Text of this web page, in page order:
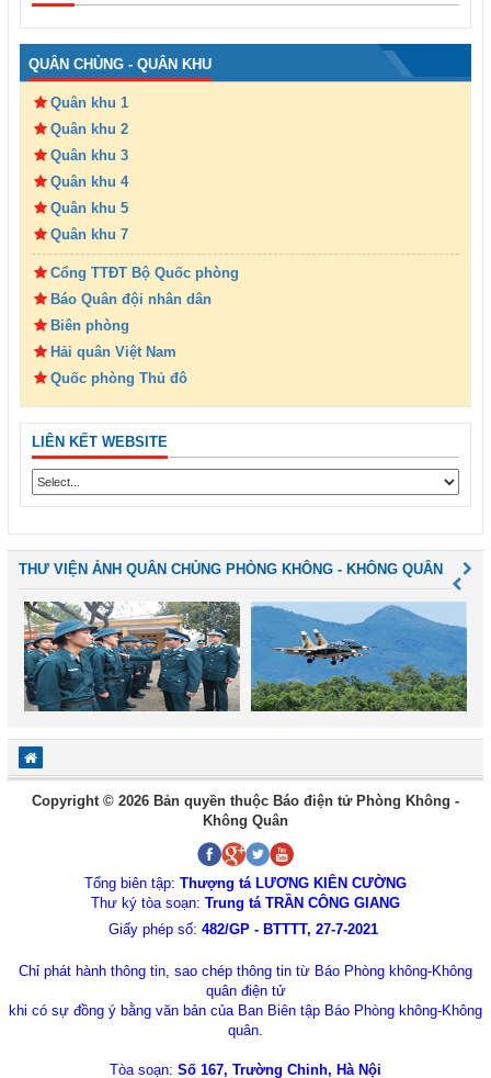
QUÂN CHỦNG - QUÂN KHU
Quân khu 1
Quân khu 2
Quân khu 3
Quân khu 4
Quân khu 5
Quân khu 7
Cổng TTĐT Bộ Quốc phòng
Báo Quân đội nhân dân
Biên phòng
Hải quân Việt Nam
Quốc phòng Thủ đô
LIÊN KẾT WEBSITE
THƯ VIỆN ẢNH QUÂN CHỦNG PHÒNG KHÔNG - KHÔNG QUÂN
Copyright © 2026 Bản quyền thuộc Báo điện tử Phòng Không -
Không Quân
Tổng biên tập: Thượng tá LƯƠNG KIÊN CƯỜNG
Thư ký tòa soạn: Trung tá TRẦN CÔNG GIANG
Giấy phép số: 482/GP - BTTTT, 27-7-2021
Chỉ phát hành thông tin, sao chép thông tin từ Báo Phòng không-Không
quân điện tử
khi có sự đồng ý bằng văn bản của Ban Biên tập Báo Phòng không-Không
quân.
Tòa soạn: Số 167, Trường Chinh, Hà Nội